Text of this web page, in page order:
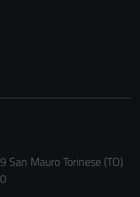
Mauro Torinese (TO)
sono necessari
possono
essere